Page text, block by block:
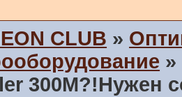
CLUB »
»
300M?!Нужен